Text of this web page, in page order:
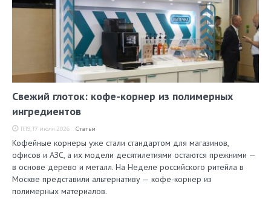
Свежий глоток: кофе-корнер из полимерных
ингредиентов
11:19, 17 июля 2026 Статьи
Кофейные корнеры уже стали стандартом для магазинов,
офисов и АЗС, а их модели десятилетиями остаются прежними —
в основе дерево и металл. На Неделе российского ритейла в
Москве представили альтернативу — кофе-корнер из
полимерных материалов.